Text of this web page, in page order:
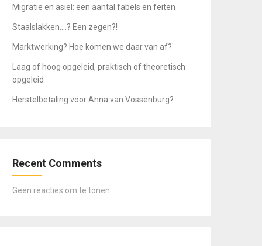
Migratie en asiel: een aantal fabels en feiten
Staalslakken….? Een zegen?!
Marktwerking? Hoe komen we daar van af?
Laag of hoog opgeleid, praktisch of theoretisch
opgeleid
Herstelbetaling voor Anna van Vossenburg?
Recent Comments
Geen reacties om te tonen.